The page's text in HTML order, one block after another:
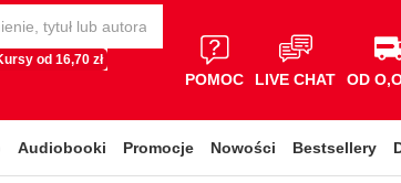
od 16,70 zł
POMOC LIVE CHAT OD
Audiobooki Promocje Nowości Bestsellery